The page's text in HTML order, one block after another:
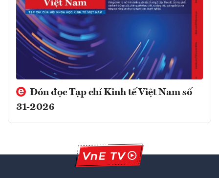
Đón đọc Tạp chí Kinh tế Việt Nam số
31-2026